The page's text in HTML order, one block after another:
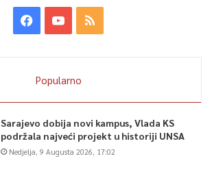
Popularno
Sarajevo dobija novi kampus, Vlada KS
podržala najveći projekt u historiji UNSA
Nedjelja, 9 Augusta 2026, 17:02